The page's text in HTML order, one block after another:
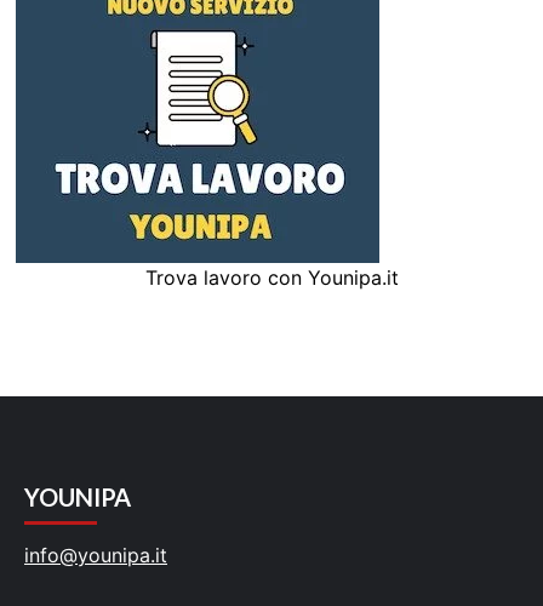
Trova lavoro con Younipa.it
YOUNIPA
info@younipa.it